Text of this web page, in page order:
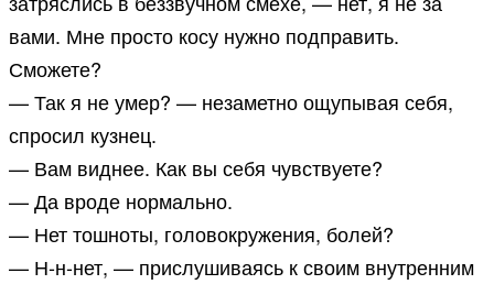
вами. Мне просто косу нужно подправить.
Сможете?
— Так я не умер? — незаметно ощупывая себя,
спросил кузнец.
— Вам виднее. Как вы себя чувствуете?
— Да вроде нормально.
— Нет тошноты, головокружения, болей?
— Н-н-нет, — прислушиваясь к своим внутренним